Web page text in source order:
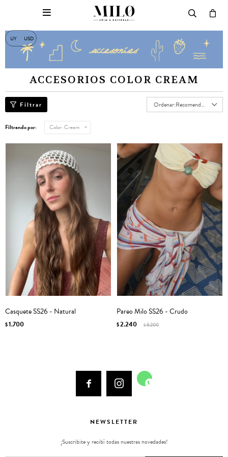
UY USD

ACCESORIOS COLOR CREAM
Recomendados
Filtrando por: Color:Cream
Casquete SS26 - Natural
$1.700
Pareo Milo SS26 - Crudo
$2.240 $3.200
  
NEWSLETTER
¡Suscribite y recibí todas nuestras novedades!